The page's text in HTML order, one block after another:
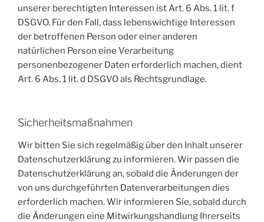
unserer berechtigten Interessen ist Art. 6 Abs. 1 lit. f
DSGVO. Für den Fall, dass lebenswichtige Interessen
der betroffenen Person oder einer anderen
natürlichen Person eine Verarbeitung
personenbezogener Daten erforderlich machen, dient
Art. 6 Abs. 1 lit. d DSGVO als Rechtsgrundlage.
Sicherheitsmaßnahmen
Wir bitten Sie sich regelmäßig über den Inhalt unserer
Datenschutzerklärung zu informieren. Wir passen die
Datenschutzerklärung an, sobald die Änderungen der
von uns durchgeführten Datenverarbeitungen dies
erforderlich machen. Wir informieren Sie, sobald durch
die Änderungen eine Mitwirkungshandlung Ihrerseits